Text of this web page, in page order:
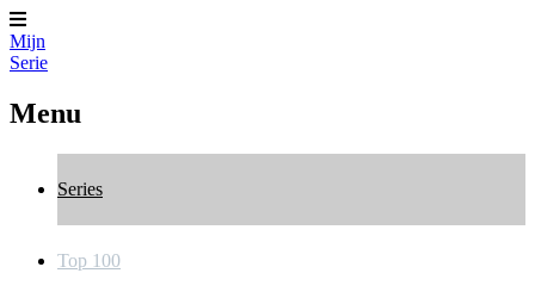
Mijn
Serie
Menu
Series
Top 100